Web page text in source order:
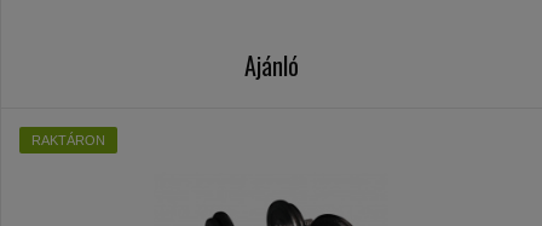
Ajánló
RAKTÁRON